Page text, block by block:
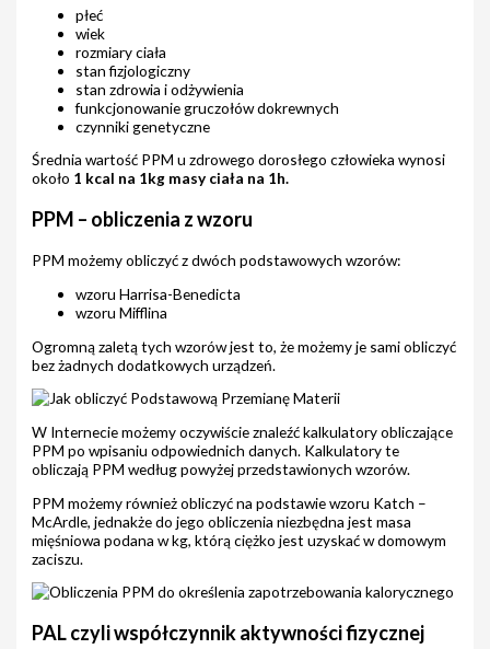
płeć
wiek
rozmiary ciała
stan fizjologiczny
stan zdrowia i odżywienia
funkcjonowanie gruczołów dokrewnych
czynniki genetyczne
Średnia wartość PPM u zdrowego dorosłego człowieka wynosi
około 1 kcal na 1kg masy ciała na 1h.
PPM – obliczenia z wzoru
PPM możemy obliczyć z dwóch podstawowych wzorów:
wzoru Harrisa-Benedicta
wzoru Mifflina
Ogromną zaletą tych wzorów jest to, że możemy je sami obliczyć
bez żadnych dodatkowych urządzeń.
W Internecie możemy oczywiście znaleźć kalkulatory obliczające
PPM po wpisaniu odpowiednich danych. Kalkulatory te
obliczają PPM według powyżej przedstawionych wzorów.
PPM możemy również obliczyć na podstawie wzoru Katch –
McArdle, jednakże do jego obliczenia niezbędna jest masa
mięśniowa podana w kg, którą ciężko jest uzyskać w domowym
zaciszu.
PAL czyli współczynnik aktywności fizycznej